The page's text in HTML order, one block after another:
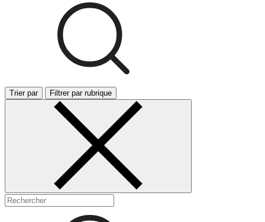
Trier par Filtrer par rubrique